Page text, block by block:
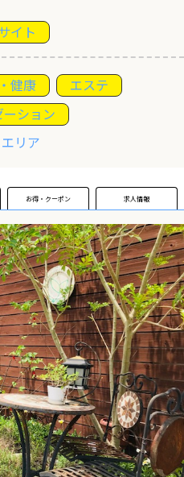
イト
健康
エステ
ーション
リア
お得・クーポン 求人情報